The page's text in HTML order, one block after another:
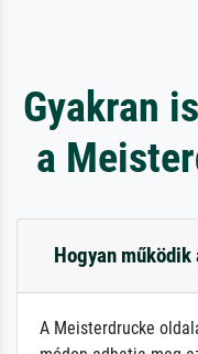
Gyakran
a
Hogyan
A Meisterdrucke